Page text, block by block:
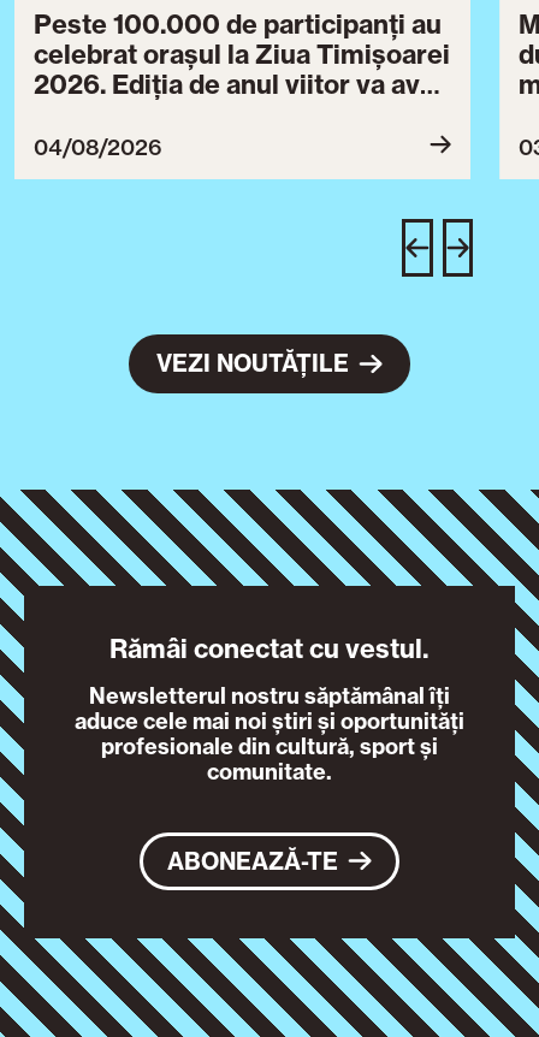
Peste 100.000 de participanți au
celebrat orașul la Ziua Timișoarei
2026. Ediția de anul viitor va avea
04/08/2026
VEZI NOUTĂȚILE
Rămâi conectat cu vestul.
Newsletterul nostru săptămânal îți
aduce cele mai noi știri și oportunități
profesionale din cultură, sport și
comunitate.
ABONEAZĂ-TE